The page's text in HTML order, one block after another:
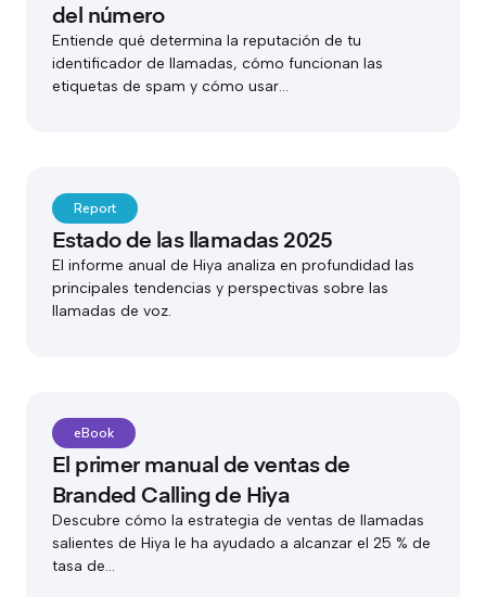
del número
Entiende qué determina la reputación de tu
identificador de llamadas, cómo funcionan las
etiquetas de spam y cómo usar...
Report
Estado de las llamadas 2025
El informe anual de Hiya analiza en profundidad las
principales tendencias y perspectivas sobre las
llamadas de voz.
eBook
El primer manual de ventas de
Branded Calling de Hiya
Descubre cómo la estrategia de ventas de llamadas
salientes de Hiya le ha ayudado a alcanzar el 25 % de
tasa de...